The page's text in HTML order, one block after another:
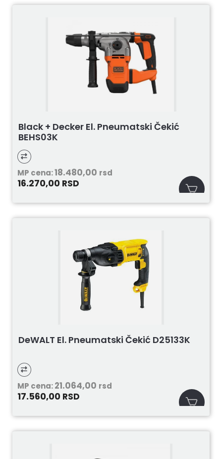
Black + Decker El. Pneumatski Čekić
BEHS03K
MP cena:18.480,00 rsd
16.270,00 RSD
DeWALT El. Pneumatski Čekić D25133K
MP cena:21.064,00 rsd
17.560,00 RSD